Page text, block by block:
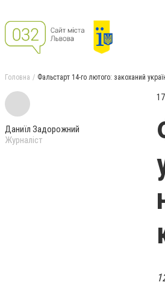
Головна Фальстарт 14-го лютого: закоханий
Даниїл Задорожний
Журналіст